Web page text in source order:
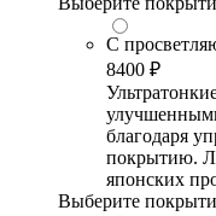
С
8400 ₽
благодаря
покрытию.
японских
Выберите